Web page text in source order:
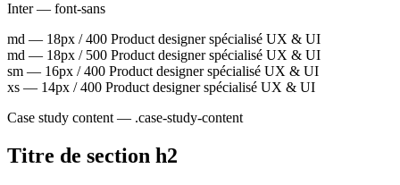
Inter — font-sans
md — 18px / 400 Product designer spécialisé UX & UI
md — 18px / 500 Product designer spécialisé UX & UI
sm — 16px / 400 Product designer spécialisé UX & UI
xs — 14px / 400 Product designer spécialisé UX & UI
Case study content — .case-study-content
Titre de section h2